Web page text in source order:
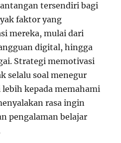
tersendiri bagi
faktor yang
mereka, mulai dari
digital, hingga
Strategi memotivasi
selalu soal menegur
kepada memahami
rasa ingin
pengalaman belajar